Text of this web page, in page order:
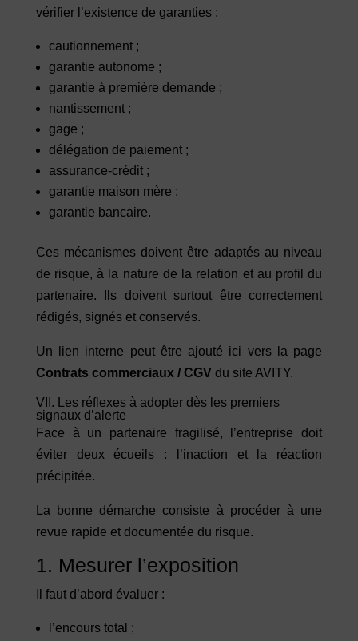
vérifier l’existence de garanties :
cautionnement ;
garantie autonome ;
garantie à première demande ;
nantissement ;
gage ;
délégation de paiement ;
assurance-crédit ;
garantie maison mère ;
garantie bancaire.
Ces mécanismes doivent être adaptés au niveau
de risque, à la nature de la relation et au profil du
partenaire. Ils doivent surtout être correctement
rédigés, signés et conservés.
Un lien interne peut être ajouté ici vers la page
Contrats commerciaux / CGVdu site AVITY.
VII. Les réflexes à adopter dès les premiers
signaux d’alerte
Face à un partenaire fragilisé, l’entreprise doit
éviter deux écueils : l’inaction et la réaction
précipitée.
La bonne démarche consiste à procéder à une
revue rapide et documentée du risque.
1. Mesurer l’exposition
Il faut d’abord évaluer :
l’encours total ;